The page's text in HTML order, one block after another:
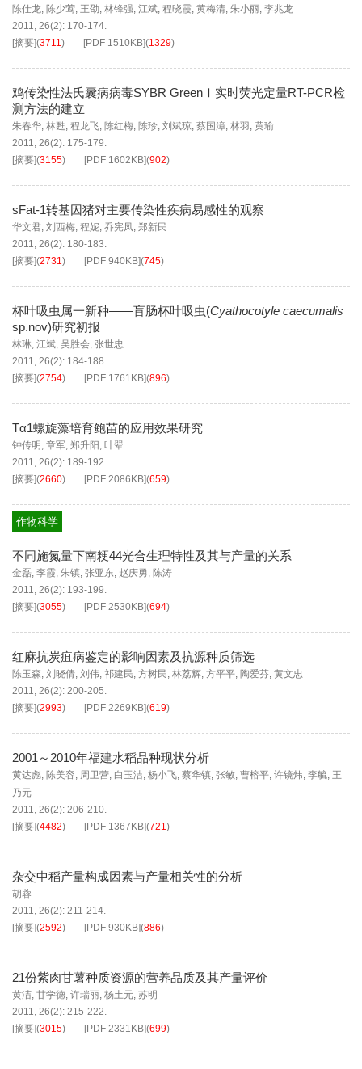
陈仕龙, 陈少莺, 王劭, 林锋强, 江斌, 程晓霞, 黄梅清, 朱小丽, 李兆龙
2011, 26(2): 170-174.
[摘要](3711) [PDF 1510KB](1329)
鸡传染性法氏囊病病毒SYBR GreenⅠ实时荧光定量RT-PCR检
测方法的建立
朱春华, 林甦, 程龙飞, 陈红梅, 陈珍, 刘斌琼, 蔡国漳, 林羽 , 黄瑜
2011, 26(2): 175-179.
[摘要](3155) [PDF 1602KB](902)
sFat-1转基因猪对主要传染性疾病易感性的观察
华文君, 刘西梅, 程妮, 乔宪凤, 郑新民
2011, 26(2): 180-183.
[摘要](2731) [PDF 940KB](745)
杯叶吸虫属一新种——盲肠杯叶吸虫(Cyathocotyle caecumalis
sp.nov)研究初报
林琳, 江斌, 吴胜会, 张世忠
2011, 26(2): 184-188.
[摘要](2754) [PDF 1761KB](896)
Tα1螺旋藻培育鲍苗的应用效果研究
钟传明 , 章军, 郑升阳 , 叶翚
2011, 26(2): 189-192.
[摘要](2660) [PDF 2086KB](659)
作物科学
不同施氮量下南粳44光合生理特性及其与产量的关系
金磊, 李霞, 朱镇, 张亚东, 赵庆勇, 陈涛
2011, 26(2): 193-199.
[摘要](3055) [PDF 2530KB](694)
红麻抗炭疽病鉴定的影响因素及抗源种质筛选
陈玉森, 刘晓倩, 刘伟, 祁建民, 方树民, 林荔辉, 方平平, 陶爱芬, 黄文忠
2011, 26(2): 200-205.
[摘要](2993) [PDF 2269KB](619)
2001～2010年福建水稻品种现状分析
黄达彪, 陈美容, 周卫营, 白玉洁, 杨小飞, 蔡华镇, 张敏, 曹榕平, 许镜炜, 李毓, 王
乃元
2011, 26(2): 206-210.
[摘要](4482) [PDF 1367KB](721)
杂交中稻产量构成因素与产量相关性的分析
胡蓉
2011, 26(2): 211-214.
[摘要](2592) [PDF 930KB](886)
21份紫肉甘薯种质资源的营养品质及其产量评价
黄洁, 甘学德, 许瑞丽, 杨土元, 苏明
2011, 26(2): 215-222.
[摘要](3015) [PDF 2331KB](699)